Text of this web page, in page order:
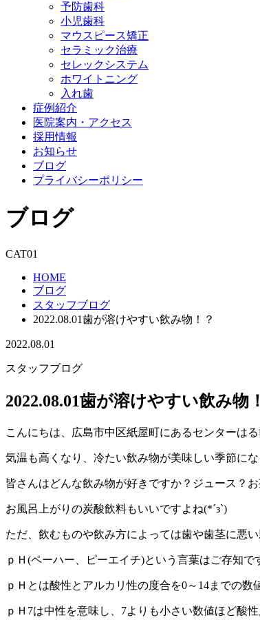
予防歯科
小児歯科
マウスピース矯正
セラミック治療
セレックシステム
ホワイトニング
入れ歯
症例紹介
医院案内・アクセス
採用情報
お知らせ
ブログ
プライバシーポリシー
ブログ
CAT01
HOME
ブログ
スタッフブログ
2022.08.01歯が溶けやすい飲み物！？
2022.08.01
スタッフブログ
2022.08.01歯が溶けやすい飲み物
こんにちは、広島市中区紙屋町にあるセンターはる
気温も高くなり、冷たい飲み物が美味しい季節にな
皆さんはどんな飲み物が好きですか？ジュース？
お風呂上がりの炭酸飲料もいいですよね(*´з`)
ただ、飲むものや飲み方によっては歯や歯茎に悪
ｐＨ(ペーハー、ピーエイチ)という言葉はご存知で
ｐＨとは酸性とアルカリ性の度合を0～14までの数
ｐＨ7は中性を意味し、7よりも小さい数値ほど酸性